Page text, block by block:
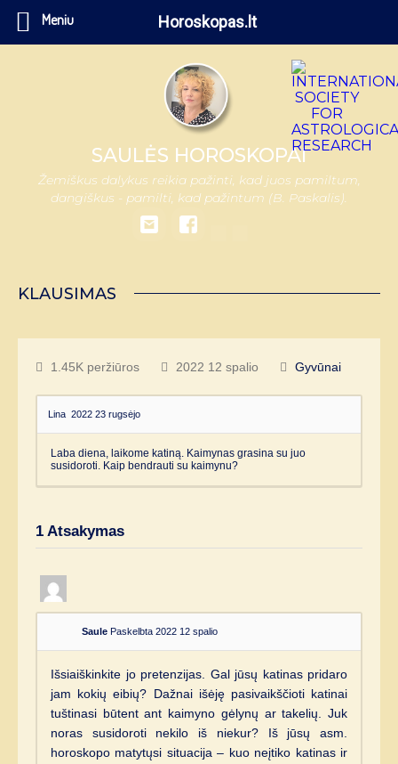
SAULĖS HOROSKOPAI
Žemiškus dalykus reikia pažinti, kad juos pamiltum,
dangiškus - pamilti, kad pažintum (B. Paskalis).
KLAUSIMAS
1.45K peržiūros 2022 12 spalio Gyvūnai
Lina 2022 23 rugsėjo
Laba diena, laikome katiną. Kaimynas grasina su juo
susidoroti. Kaip bendrauti su kaimynu?
1 Atsakymas
Saule Paskelbta 2022 12 spalio
Išsiaiškinkite jo pretenzijas. Gal jūsų katinas pridaro
jam kokių eibių? Dažnai išėję pasivaikščioti katinai
tuštinasi būtent ant kaimyno gėlynų ar takelių. Juk
noras susidoroti nekilo iš niekur? Iš jūsų asm.
horoskopo matytųsi situacija – kuo neįtiko katinas ir
Meniu Horoskopas.lt